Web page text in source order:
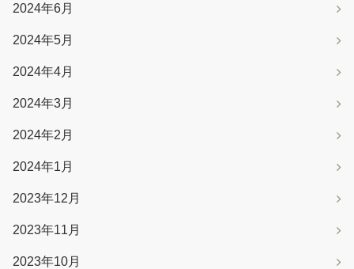
2024年6月
2024年5月
2024年4月
2024年3月
2024年2月
2024年1月
2023年12月
2023年11月
2023年10月